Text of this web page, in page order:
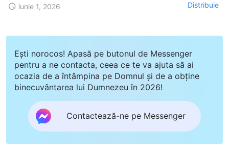
iunie 1, 2026 Distribuie
Ești norocos! Apasă pe butonul de Messenger
pentru a ne contacta, ceea ce te va ajuta să ai
ocazia de a întâmpina pe Domnul și de a obține
binecuvântarea lui Dumnezeu în 2026!
Contactează-ne pe Messenger